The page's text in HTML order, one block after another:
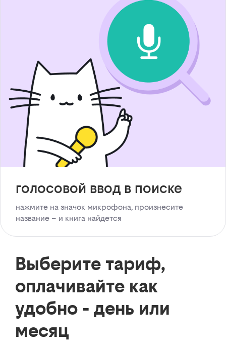
голосовой ввод в поиске
нажмите на значок микрофона, произнесите
название – и книга найдется
Выберите тариф,
оплачивайте как
удобно - день или
месяц